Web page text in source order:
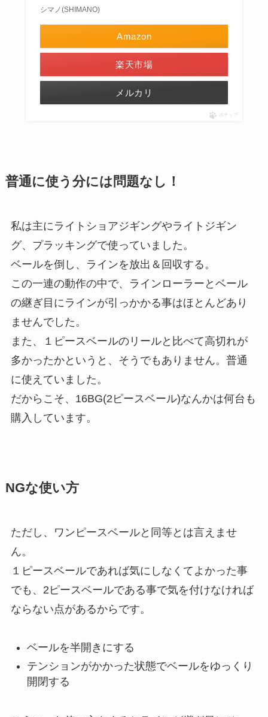
シマノ(SHIMANO)
Amazon
楽天市場
メルカリ
ポチップ
普通に使う分には問題なし！
私は主にライトショアジギングやライトジギン
グ、プラッキングで使っていました。
ベールを倒し、ラインを放出＆回収する。
この一連の動作の中で、ラインローラーとベール
の継ぎ目にラインが引っかかる事はほとんどあり
ませんでした。
また、１ピースベールのリールと比べて高切れが
多かったかというと、そうでもありません。普通
に使えていました。
だからこそ、16BG(2ピースベール)なんかは何台も
購入しています。
NGな使い方
ただし、ワンピースベールと同等とは言えませ
ん。
１ピースベールであれば気にしなくてよかった事
でも、2ピースベールである事で気を付けなければ
ならない点があるからです。
ベールを半開きにする
テンションがかかった状態でベールをゆっくり
開閉する